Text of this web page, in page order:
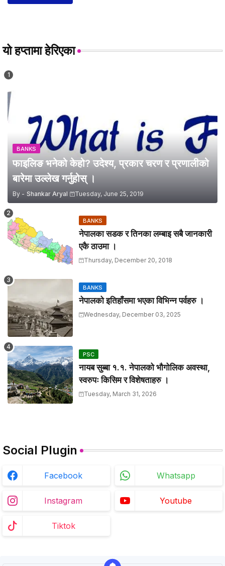
यो हप्तामा हेरिएका
BANKS
फाइलिङ भनेको केहो? उदेश्य, प्रकार चरण र प्रणालीको
बारेमा उल्लेख गर्नुहोस् ।
By - Shankar Aryal Tuesday, June 25, 2019
BANKS
नेपालका सडक र तिनका लम्बाइ सबै जानकारी
एकै ठाउमा ।
Thursday, December 20, 2018
BANKS
नेपालको इतिहाँसमा भएका विभिन्न पर्वहरु ।
Wednesday, December 03, 2025
PSC
नायब सुब्बा १.१. नेपालको भौगोलिक अवस्था,
स्वरुपः किसिम र विशेषताहरु ।
Tuesday, March 31, 2026
Social Plugin
Facebook Whatsapp
Instagram Youtube
Tiktok